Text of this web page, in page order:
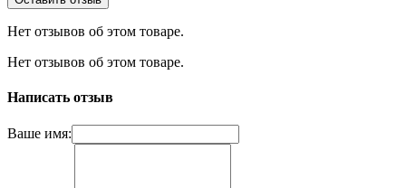
Нет отзывов об этом товаре.
Нет отзывов об этом товаре.
Написать отзыв
Ваше имя: